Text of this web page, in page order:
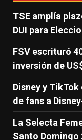
TSE amplía
DUI para
FSV escrituró
inversión de
Disney y
de fans a
La Selecta
Santo Domingo